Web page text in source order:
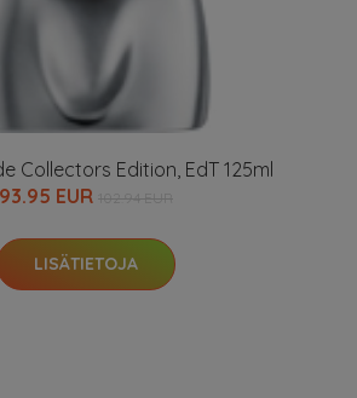
Collectors Edition, EdT 125ml
93.95 EUR
LISÄTIETOJA